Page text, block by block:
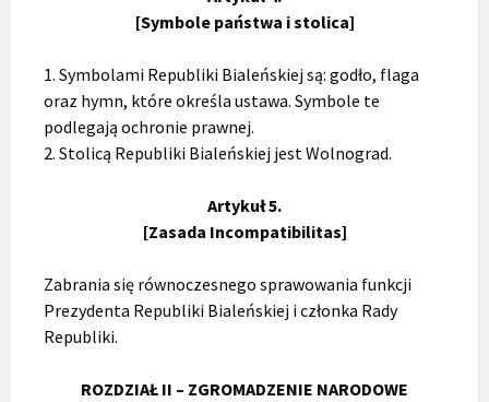
[Symbole państwa i stolica]
1. Symbolami Republiki Bialeńskiej są: godło, flaga
oraz hymn, które określa ustawa. Symbole te
podlegają ochronie prawnej.
2. Stolicą Republiki Bialeńskiej jest Wolnograd.
Artykuł 5.
[Zasada Incompatibilitas]
Zabrania się równoczesnego sprawowania funkcji
Prezydenta Republiki Bialeńskiej i członka Rady
Republiki.
ROZDZIAŁ II – ZGROMADZENIE NARODOWE